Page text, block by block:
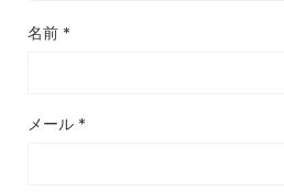
名前 *
メール *